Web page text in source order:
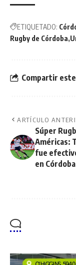
ETIQUETADO:
Rugby de Córdoba
Compartir
ARTÍCULO
Súper
Américas:
fue
en Córdoba